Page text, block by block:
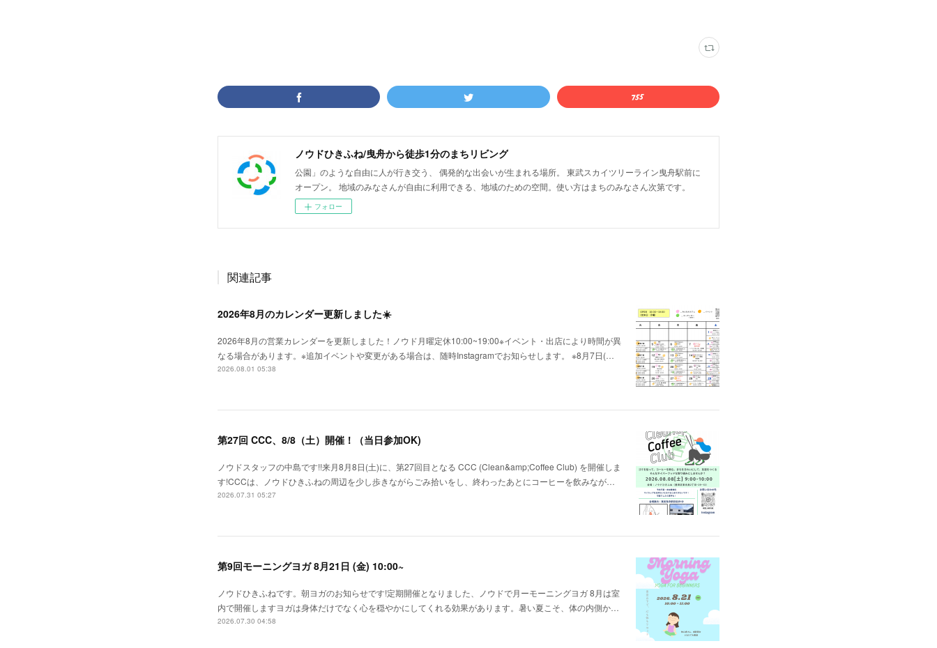
ノウドひきふね/曳舟から徒歩1分のまちリビング
公園」のような自由に人が行き交う、 偶発的な出会いが生まれる場所。 東武スカイツリーライン曳舟駅前に
オープン。 地域のみなさんが自由に利用できる、地域のための空間。使い方はまちのみなさん次第です。
フォロー
関連記事
2026年8月のカレンダー更新しました☀️
2026年8月の営業カレンダーを更新しました！ノウド月曜定休10:00~19:00※イベント・出店により時間が異
なる場合があります。※追加イベントや変更がある場合は、随時Instagramでお知らせします。 ※8月7日(…
2026.08.01 05:38
第27回 CCC、8/8（土）開催！（当日参加OK)
ノウドスタッフの中島です!!来月8月8日(土)に、第27回目となる CCC (Clean&amp;Coffee Club) を開催しま
す!CCCは、ノウドひきふねの周辺を少し歩きながらごみ拾いをし、終わったあとにコーヒーを飲みなが…
2026.07.31 05:27
第9回モーニングヨガ 8月21日 (金) 10:00~
ノウドひきふねです。朝ヨガのお知らせです!定期開催となりました、ノウドで月ーモーニングヨガ 8月は室
内で開催しますヨガは身体だけでなく心を穏やかにしてくれる効果があります。暑い夏こそ、体の内側か…
2026.07.30 04:58